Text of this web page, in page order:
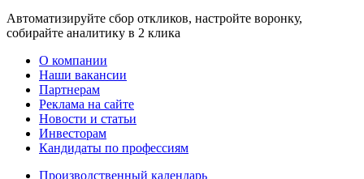
Автоматизируйте сбор откликов, настройте воронку,
собирайте аналитику в 2 клика
О компании
Наши вакансии
Партнерам
Реклама на сайте
Новости и статьи
Инвесторам
Кандидаты по профессиям
Производственный календарь